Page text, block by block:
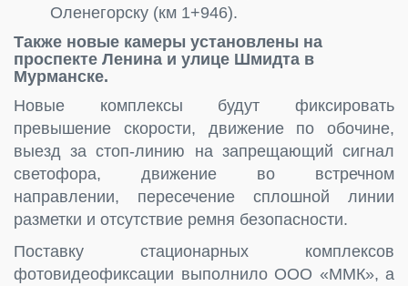
Оленегорску (км 1+946).
Также новые камеры установлены на
проспекте Ленина и улице Шмидта в
Мурманске.
Новые комплексы будут фиксировать
превышение скорости, движение по обочине,
выезд за стоп-линию на запрещающий сигнал
светофора, движение во встречном
направлении, пересечение сплошной линии
разметки и отсутствие ремня безопасности.
Поставку стационарных комплексов
фотовидеофиксации выполнило ООО «ММК», а